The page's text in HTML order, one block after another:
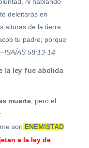
deleitarás en
alturas de la tierra,
tu padre; porque
58:13-14
la ley fue abolida
muerte, pero el
son ENEMISTAD
a la ley de